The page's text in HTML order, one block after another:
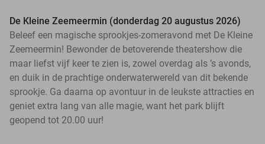
De Kleine Zeemeermin (donderdag 20 augustus 2026)
Beleef een magische sprookjes-zomeravond met De Kleine
Zeemeermin! Bewonder de betoverende theatershow die
maar liefst vijf keer te zien is, zowel overdag als ’s avonds,
en duik in de prachtige onderwaterwereld van dit bekende
sprookje. Ga daarna op avontuur in de leukste attracties en
geniet extra lang van alle magie, want het park blijft
geopend tot 20.00 uur!